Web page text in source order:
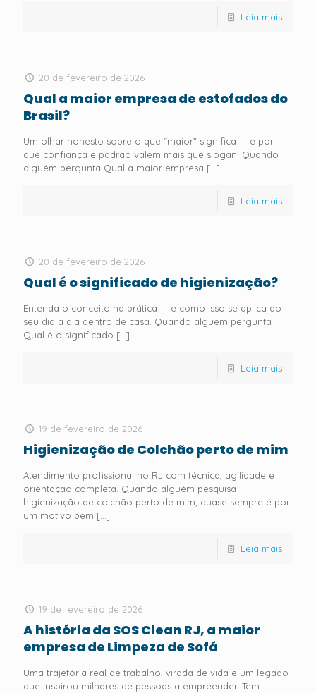
Leia mais
20 de fevereiro de 2026
Qual a maior empresa de estofados do
Brasil?
Um olhar honesto sobre o que “maior” significa — e por
que confiança e padrão valem mais que slogan. Quando
alguém pergunta Qual a maior empresa […]
Leia mais
20 de fevereiro de 2026
Qual é o significado de higienização?
Entenda o conceito na prática — e como isso se aplica ao
seu dia a dia dentro de casa. Quando alguém pergunta
Qual é o significado […]
Leia mais
19 de fevereiro de 2026
Higienização de Colchão perto de mim
Atendimento profissional no RJ com técnica, agilidade e
orientação completa. Quando alguém pesquisa
higienização de colchão perto de mim, quase sempre é por
um motivo bem […]
Leia mais
19 de fevereiro de 2026
A história da SOS Clean RJ, a maior
empresa de Limpeza de Sofá
Uma trajetória real de trabalho, virada de vida e um legado
que inspirou milhares de pessoas a empreender. Tem